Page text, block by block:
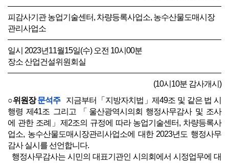
피감사기관 농업기술센터, 차량등록사업소, 농수산물도매시장
관리사업소
일시 2023년11월15일(수) 오전 10시00분
장소 산업건설위원회실
(10시10분 감사개시)
○위원장문석주지금부터「지방자치법」제49조 및 같은 법 시
행령 제41조 그리고 「울산광역시의회 행정사무감사 및 조사
에 관한 조례」제2조의 규정에 따라 농업기술센터, 차량등록사
업소, 농수산물도매시장관리사업소에 대한 2023년도 행정사무
감사 실시를 선언합니다.
행정사무감사는 시민의 대표기관인 시의회에서 시정업무에 대